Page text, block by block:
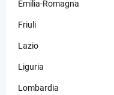
Emilia-Romagna
Friuli
Lazio
Liguria
Lombardia